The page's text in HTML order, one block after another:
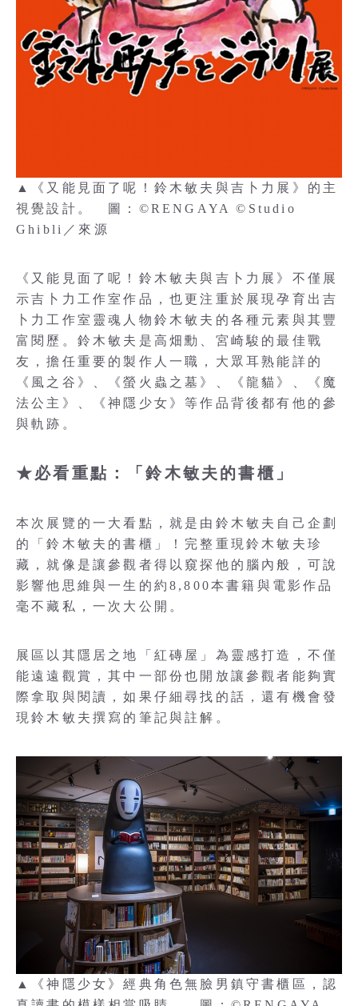
▲《又能見面了呢！鈴木敏夫與吉卜力展》的主
視覺設計。 圖：©RENGAYA ©Studio
Ghibli／來源
《又能見面了呢！鈴木敏夫與吉卜力展》不僅展
示吉卜力工作室作品，也更注重於展現孕育出吉
卜力工作室靈魂人物鈴木敏夫的各種元素與其豐
富閱歷。鈴木敏夫是高畑勳、宮崎駿的最佳戰
友，擔任重要的製作人一職，大眾耳熟能詳的
《風之谷》、《螢火蟲之墓》、《龍貓》、《魔
法公主》、《神隱少女》等作品背後都有他的參
與軌跡。
★必看重點：「鈴木敏夫的書櫃」
本次展覽的一大看點，就是由鈴木敏夫自己企劃
的「鈴木敏夫的書櫃」！完整重現鈴木敏夫珍
藏，就像是讓參觀者得以窺探他的腦內般，可說
影響他思維與一生的約8,800本書籍與電影作品
毫不藏私，一次大公開。
展區以其隱居之地「紅磚屋」為靈感打造，不僅
能遠遠觀賞，其中一部份也開放讓參觀者能夠實
際拿取與閱讀，如果仔細尋找的話，還有機會發
現鈴木敏夫撰寫的筆記與註解。
▲《神隱少女》經典角色無臉男鎮守書櫃區，認